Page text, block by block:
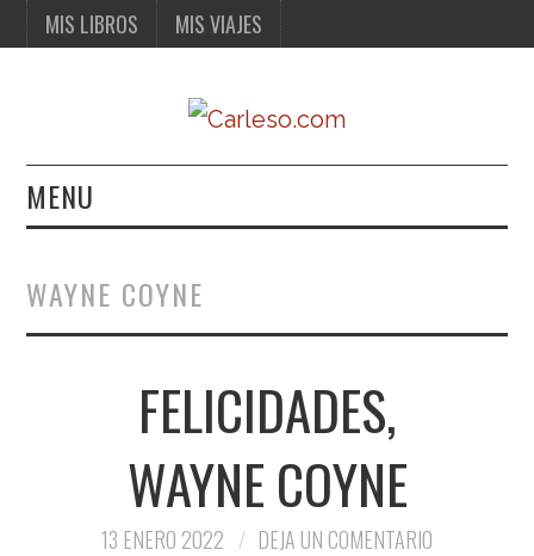
MIS LIBROS MIS VIAJES
MENU
MIS VIAJES
WAYNE COYNE
FELICIDADES,
WAYNE COYNE
13 ENERO 2022 DEJA UN COMENTARIO